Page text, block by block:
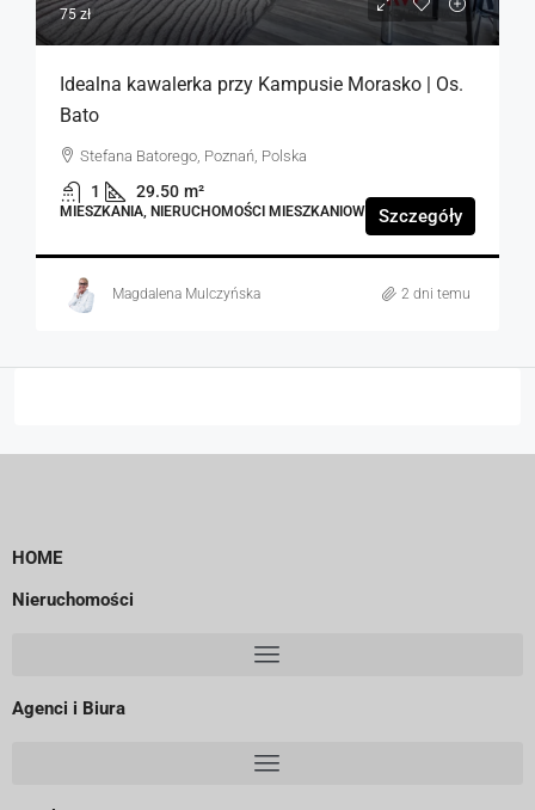
75 zł
Idealna kawalerka przy Kampusie Morasko | Os.
Bato
Stefana Batorego, Poznań, Polska
1 29.50 m²
MIESZKANIA, NIERUCHOMOŚCI MIESZKANIOWE Szczegóły
Magdalena Mulczyńska 2 dni temu
HOME
Nieruchomości
Agenci i Biura